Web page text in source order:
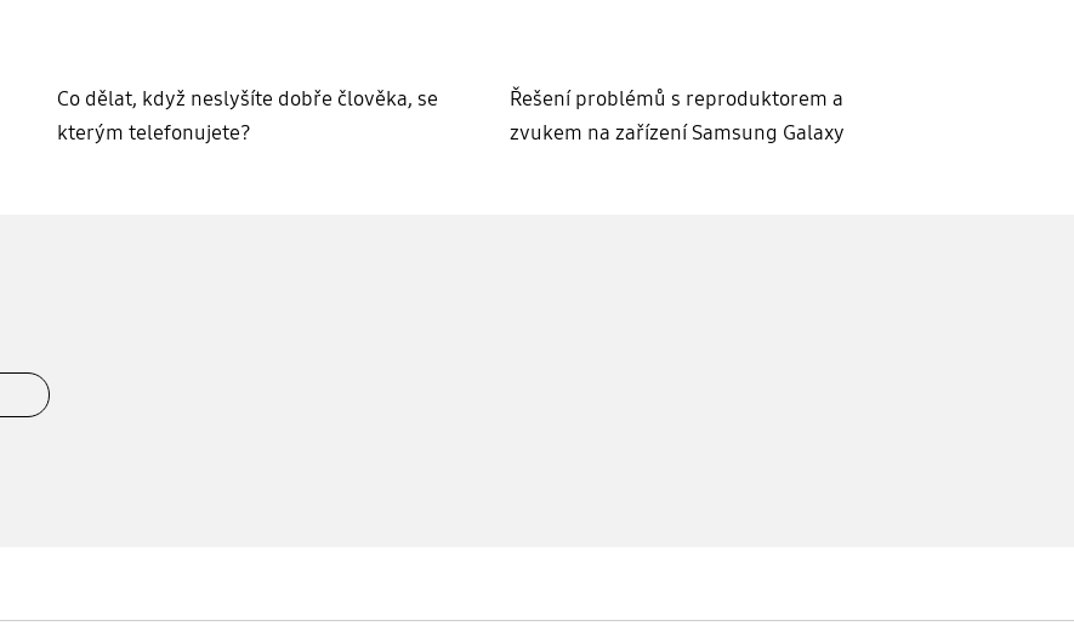
Co dělat, když neslyšíte dobře člověka, se
kterým telefonujete?
Řešení problémů s reproduktorem a
zvukem na zařízení Samsung Galaxy